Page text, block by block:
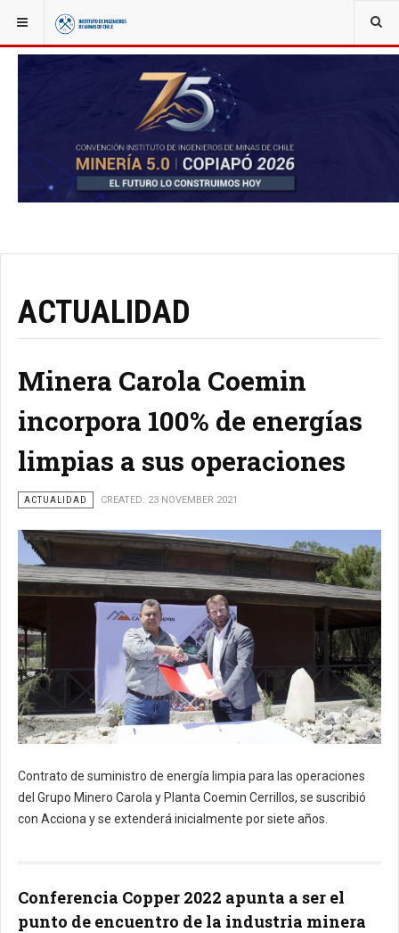
YOU ARE HERE: NOTICIAS
ACTUALIDAD
Minera Carola Coemin
incorpora 100% de energías
limpias a sus operaciones
ACTUALIDAD CREATED: 23 NOVEMBER 2021
Contrato de suministro de energía limpia para las operaciones
del Grupo Minero Carola y Planta Coemin Cerrillos, se suscribió
con Acciona y se extenderá inicialmente por siete años.
Conferencia Copper 2022 apunta a ser el
punto de encuentro de la industria minera